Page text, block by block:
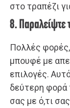
στο τραπέζι
8. Παραλείψτε
Πολλές φορές,
μπουφέ με
επιλογές.
δεύτερη φορά
σας με ό,τι